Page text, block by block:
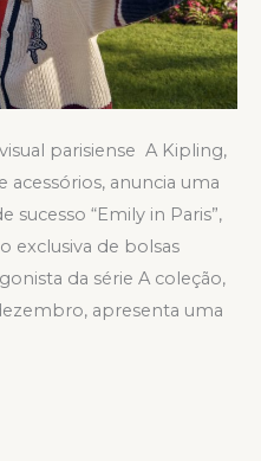
parisiense A Kipling,
acessórios, anuncia uma
sucesso “Emily in Paris”,
exclusiva de bolsas
da série A coleção,
apresenta uma